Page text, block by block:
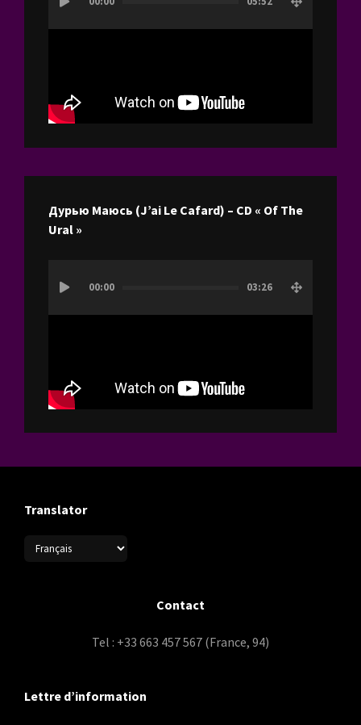
vidéo
Дурью Маюсь (J’ai Le Cafard) – CD « Of The
Ural »
vidéo
00:00 03:26
Translator
Contact
Tel : +33 663 457 567 (France, 94)
Lettre d’information